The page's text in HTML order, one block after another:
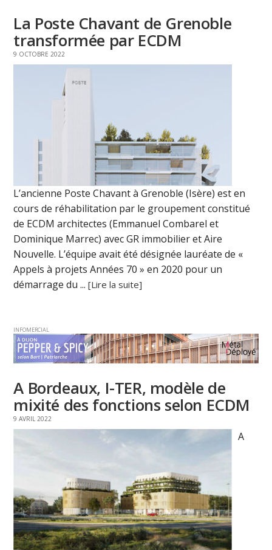
La Poste Chavant de Grenoble
transformée par ECDM
9 OCTOBRE 2022
L’ancienne Poste Chavant à Grenoble (Isère) est en
cours de réhabilitation par le groupement constitué
de ECDM architectes (Emmanuel Combarel et
Dominique Marrec) avec GR immobilier et Aire
Nouvelle. L’équipe avait été désignée lauréate de «
Appels à projets Années 70 » en 2020 pour un
démarrage du ...[Lire la suite]
INFOMERCIAL
A Bordeaux, I-TER, modèle de
mixité des fonctions selon ECDM
9 AVRIL 2022
A